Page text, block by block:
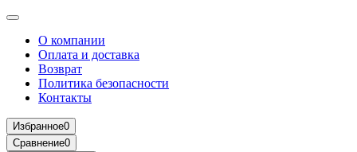
О компании
Оплата и доставка
Возврат
Политика безопасности
Контакты
Избранное0
Сравнение0